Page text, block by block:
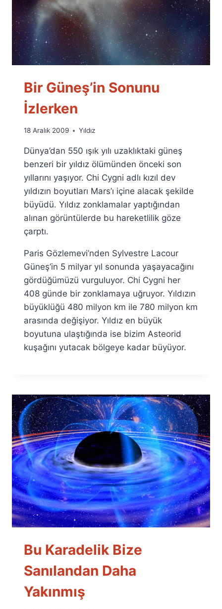
Bir Güneş’in Sonunu
İzlerken
By
Fuat
Özyar
18 Aralık 2009 Yıldız
Dünya’dan 550 ışık yılı uzaklıktaki güneş
benzeri bir yıldız ölümünden önceki son
yıllarını yaşıyor. Chi Cygni adlı kızıl dev
yıldızın boyutları Mars’ı içine alacak şekilde
büyüdü. Yıldız zonklamalar yaptığından
alınan görüntülerde bu hareketlilik göze
çarptı.
Paris Gözlemevi’nden Sylvestre Lacour
Güneş’in 5 milyar yıl sonunda yaşayacağını
gördüğümüzü vurguluyor. Chi Cygni her
408 günde bir zonklamaya uğruyor. Yıldızın
büyüklüğü 480 milyon km ile 780 milyon km
arasında değişiyor. Yıldız en büyük
boyutuna ulaştığında ise bizim Asteorid
kuşağını yutacak bölgeye kadar büyüyor.
Bu Karadelik Bize
Sanılandan Daha
Yakınmış